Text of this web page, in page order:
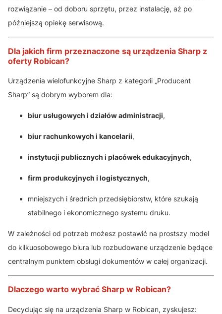
rozwiązanie – od doboru sprzętu, przez instalację, aż po
późniejszą opiekę serwisową.
Dla jakich firm przeznaczone są urządzenia Sharp z
oferty Robican?
Urządzenia wielofunkcyjne Sharp z kategorii „Producent
Sharp” są dobrym wyborem dla:
biur usługowych i działów administracji,
biur rachunkowych i kancelarii,
instytucji publicznych i placówek edukacyjnych,
firm produkcyjnych i logistycznych,
mniejszych i średnich przedsiębiorstw, które szukają
stabilnego i ekonomicznego systemu druku.
W zależności od potrzeb możesz postawić na prostszy model
do kilkuosobowego biura lub rozbudowane urządzenie będące
centralnym punktem obsługi dokumentów w całej organizacji.
Dlaczego warto wybrać Sharp w Robican?
Decydując się na urządzenia Sharp w Robican, zyskujesz: